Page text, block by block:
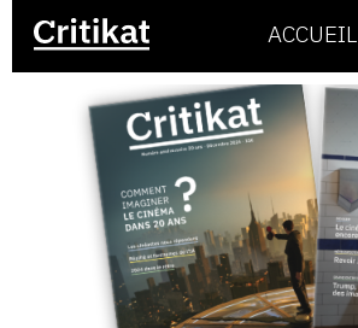
ACCUEIL